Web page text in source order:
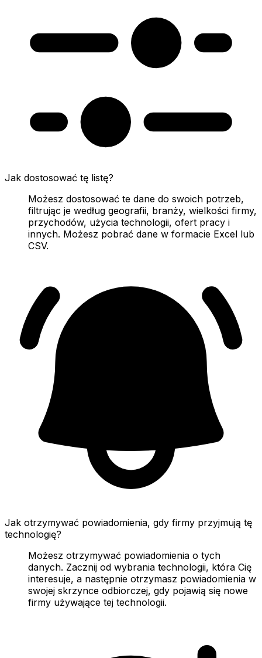
Jak dostosować tę listę?
Możesz dostosować te dane do swoich potrzeb,
filtrując je według geografii, branży, wielkości firmy,
przychodów, użycia technologii, ofert pracy i
innych. Możesz pobrać dane w formacie Excel lub
CSV.
Jak otrzymywać powiadomienia, gdy firmy przyjmują tę
technologię?
Możesz otrzymywać powiadomienia o tych
danych. Zacznij od wybrania technologii, która Cię
interesuje, a następnie otrzymasz powiadomienia w
swojej skrzynce odbiorczej, gdy pojawią się nowe
firmy używające tej technologii.